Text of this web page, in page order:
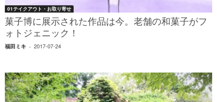
01テイクアウト・お取り寄せ
菓子博に展示された作品は今。老舗の和菓子がフ
ォトジェニック！
福田ミキ - 2017-07-24